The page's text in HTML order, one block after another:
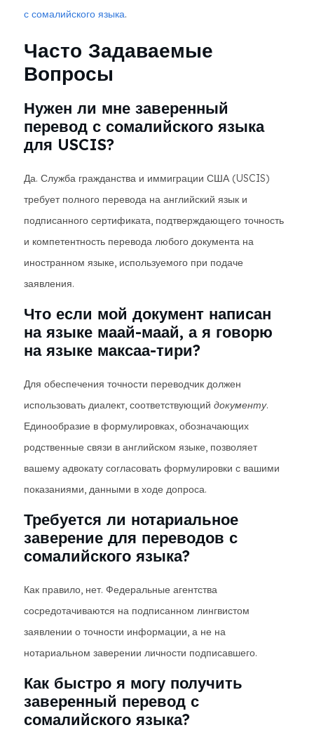
с сомалийского языка.
Часто Задаваемые
Вопросы
Нужен ли мне заверенный
перевод с сомалийского языка
для USCIS?
Да. Служба гражданства и иммиграции США (USCIS)
требует полного перевода на английский язык и
подписанного сертификата, подтверждающего точность
и компетентность перевода любого документа на
иностранном языке, используемого при подаче
заявления.
Что если мой документ написан
на языке маай-маай, а я говорю
на языке максаа-тири?
Для обеспечения точности переводчик должен
использовать диалект, соответствующий документу.
Единообразие в формулировках, обозначающих
родственные связи в английском языке, позволяет
вашему адвокату согласовать формулировки с вашими
показаниями, данными в ходе допроса.
Требуется ли нотариальное
заверение для переводов с
сомалийского языка?
Как правило, нет. Федеральные агентства
сосредотачиваются на подписанном лингвистом
заявлении о точности информации, а не на
нотариальном заверении личности подписавшего.
Как быстро я могу получить
заверенный перевод с
сомалийского языка?